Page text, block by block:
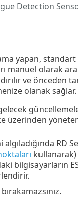
Detection
yapan, standart
manuel olarak
ve önceden
olanak sağlar.
üzerinden
RD
bilgisayarların